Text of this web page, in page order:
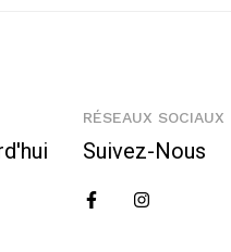
RÉSEAUX SOCIAUX
Suivez-Nous